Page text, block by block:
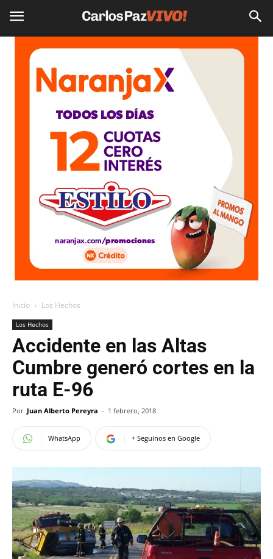
Inicio Los Hechos
Los Hechos
Accidente en las Altas
Cumbre generó cortes en la
ruta E-96
Por Juan Alberto Pereyra - 1 febrero, 2018
WhatsApp + Seguinos en Google